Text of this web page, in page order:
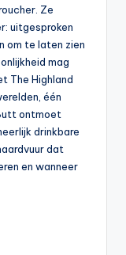
Ze
uitgesproken
om te laten zien
mag
The Highland
één
ontmoet
drinkbare
dat
en wanneer